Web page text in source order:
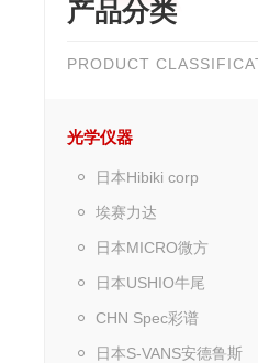
产品分类
PRODUCT
光学仪器
日本Hibiki corp
埃赛力达
日本MICRO微方
日本USHIO牛尾
CHN Spec彩谱
日本S-VANS安德鲁斯